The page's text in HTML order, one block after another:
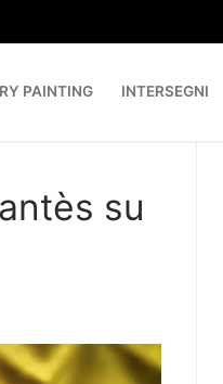
PAINTING INTERSEGNI
su